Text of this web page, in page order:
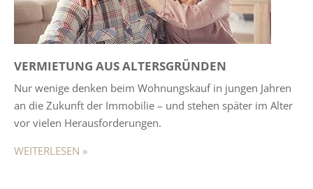
VERMIETUNG AUS ALTERSGRÜNDEN
Nur wenige denken beim Wohnungskauf in jungen Jahren
an die Zukunft der Immobilie – und stehen später im Alter
vor vielen Herausforderungen.
WEITERLESEN »